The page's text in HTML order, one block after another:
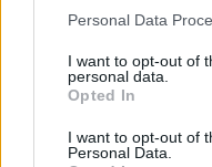
Please note that this
not limited to your visit
grant or deny consent
use your data for below
consent section.
Personal Data
I want to opt-out of
personal data.
Opted In
I want to opt-out of
Personal Data.
Kontiolahti,
Program
Torsdag 30.
10:45: 15km